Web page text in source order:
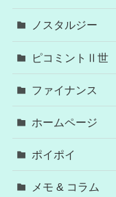
ノスタルジー
ピコミントⅡ世
ファイナンス
ホームページ
ポイポイ
メモ & コラム